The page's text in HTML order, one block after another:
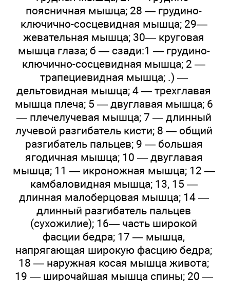
поясничная мышца; 28 — грудино-
ключично-сосцевидная мышца; 29—
жевательная мышца; 30— круговая
мышца глаза; б — сзади:1 — грудино-
ключично-сосцевидная мышца; 2 —
трапециевидная мышца; .) —
дельтовидная мышца; 4 — трехглавая
мышца плеча; 5 — двуглавая мышца; 6
— плечелучевая мышца; 7 — длинный
лучевой разгибатель кисти; 8 — общий
разгибатель пальцев; 9 — большая
ягодичная мышца; 10 — двуглавая
мышца; 11 — икроножная мышца; 12 —
камбаловидная мышца; 13, 15 —
длинная малоберцовая мышца; 14 —
длинный разгибатель пальцев
(сухожилие); 16— часть широкой
фасции бедра; 17 — мышца,
напрягающая широкую фасцию бедра;
18 — наружная косая мышца живота;
19 — широчайшая мышца спины; 20 —